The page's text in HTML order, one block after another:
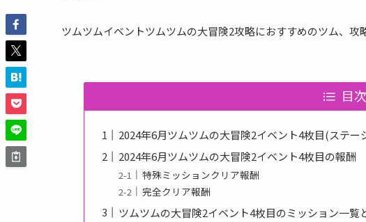
ツムツムイベントツムツムの大冒険2攻略におすすめのツム、
目次
2024年6月ツムツムの大冒険2イベント4枚目(ステ
2024年6月ツムツムの大冒険2イベント4枚目の報酬
特殊ミッションクリア報酬
完全クリア報酬
ツムツムの大冒険2イベント4枚目のミッション一覧